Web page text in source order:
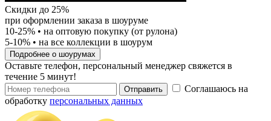
Скидки до 25%
при оформлении заказа в шоуруме
10-25% • на оптовую покупку (от рулона)
5-10% • на все коллекции в шоурум
Подробнее о шоурумах
Оставьте телефон, персональный менеджер свяжется в
течение 5 минут!
Отправить
Соглашаюсь на
обработку персональных данных